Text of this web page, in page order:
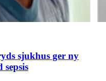
sjukhus ger ny